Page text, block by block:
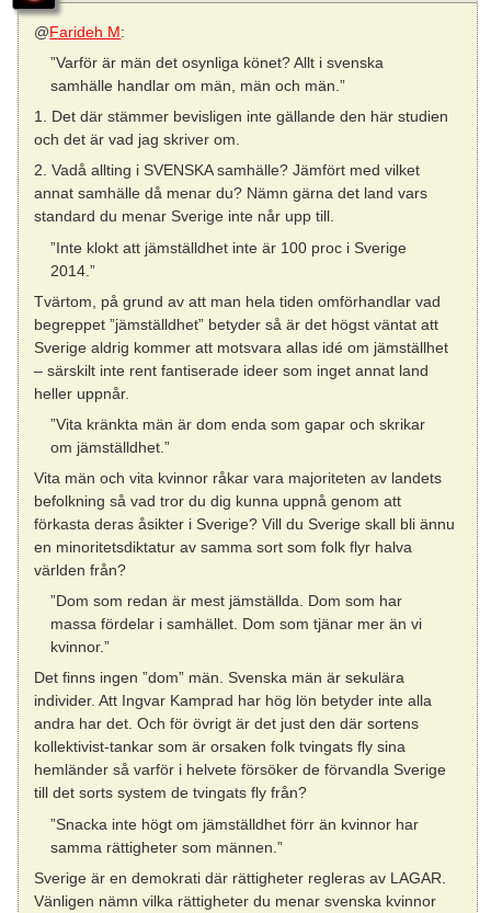
@Farideh M:
”Varför är män det osynliga könet? Allt i svenska
samhälle handlar om män, män och män.”
1. Det där stämmer bevisligen inte gällande den här studien
och det är vad jag skriver om.
2. Vadå allting i SVENSKA samhälle? Jämfört med vilket
annat samhälle då menar du? Nämn gärna det land vars
standard du menar Sverige inte når upp till.
”Inte klokt att jämställdhet inte är 100 proc i Sverige
2014.”
Tvärtom, på grund av att man hela tiden omförhandlar vad
begreppet ”jämställdhet” betyder så är det högst väntat att
Sverige aldrig kommer att motsvara allas idé om jämställhet
– särskilt inte rent fantiserade ideer som inget annat land
heller uppnår.
”Vita kränkta män är dom enda som gapar och skrikar
om jämställdhet.”
Vita män och vita kvinnor råkar vara majoriteten av landets
befolkning så vad tror du dig kunna uppnå genom att
förkasta deras åsikter i Sverige? Vill du Sverige skall bli ännu
en minoritetsdiktatur av samma sort som folk flyr halva
världen från?
”Dom som redan är mest jämställda. Dom som har
massa fördelar i samhället. Dom som tjänar mer än vi
kvinnor.”
Det finns ingen ”dom” män. Svenska män är sekulära
individer. Att Ingvar Kamprad har hög lön betyder inte alla
andra har det. Och för övrigt är det just den där sortens
kollektivist-tankar som är orsaken folk tvingats fly sina
hemländer så varför i helvete försöker de förvandla Sverige
till det sorts system de tvingats fly från?
”Snacka inte högt om jämställdhet förr än kvinnor har
samma rättigheter som männen.”
Sverige är en demokrati där rättigheter regleras av LAGAR.
Vänligen nämn vilka rättigheter du menar svenska kvinnor